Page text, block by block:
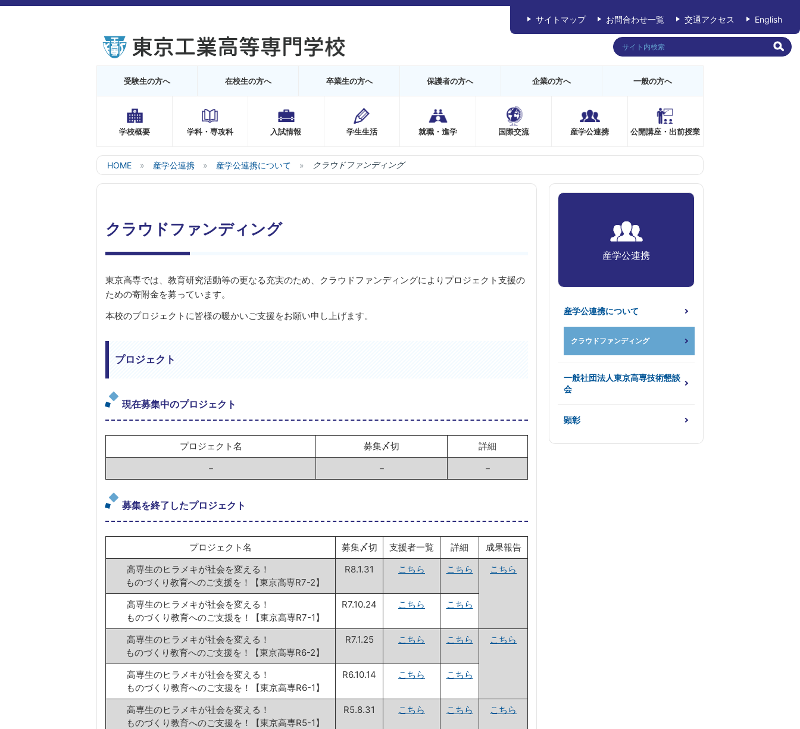
受験生の方へ 在校生の方へ 卒業生の方へ 保護者の方へ 企業の方へ 一般の方へ
学校概要 学科・専攻科 入試情報 学生生活 就職・進学 国際交流 産学公連携 公開講座・出前授業
サイトマップ お問合わせ一覧 交通アクセス English
HOME 産学公連携 産学公連携について クラウドファンディング
クラウドファンディング
東京高専では、教育研究活動等の更なる充実のため、クラウドファンディングによりプロジェクト支援の
ための寄附金を募っています。
本校のプロジェクトに皆様の暖かいご支援をお願い申し上げます。
プロジェクト
現在募集中のプロジェクト
プロジェクト名 募集〆切
詳細
－
－ －
募集を終了したプロジェクト
プロジェクト名 募集〆切 支援者一覧 詳細
成果報告
高専生のヒラメキが社会を変える！
ものづくり教育へのご支援を！【東京高専R7-2】
R8.1.31 こちら こちら こちら
高専生のヒラメキが社会を変える！
ものづくり教育へのご支援を！【東京高専R7-1】
R7.10.24 こちら こちら
高専生のヒラメキが社会を変える！
ものづくり教育へのご支援を！【東京高専R6-2】
R7.1.25 こちら こちら こちら
高専生のヒラメキが社会を変える！
ものづくり教育へのご支援を！【東京高専R6-1】
R6.10.14 こちら こちら
高専生のヒラメキが社会を変える！
ものづくり教育へのご支援を！【東京高専R5-1】
R5.8.31 こちら こちら こちら
産学公連携
産学公連携について
クラウドファンディング
一般社団法人東京高専技術懇談
会
顕彰